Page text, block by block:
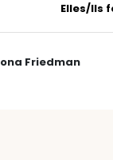
Elles/Ils
Friedman